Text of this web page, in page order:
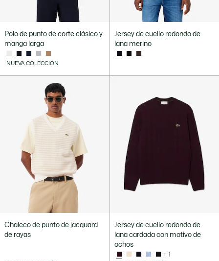
Polo de punto de corte clásico y
manga larga
NUEVA COLECCIÓN
Jersey de cuello redondo de
lana merino
Chaleco de punto de jacquard
de rayas
Jersey de cuello redondo de
lana cardada con motivo de
ochos
+ 1